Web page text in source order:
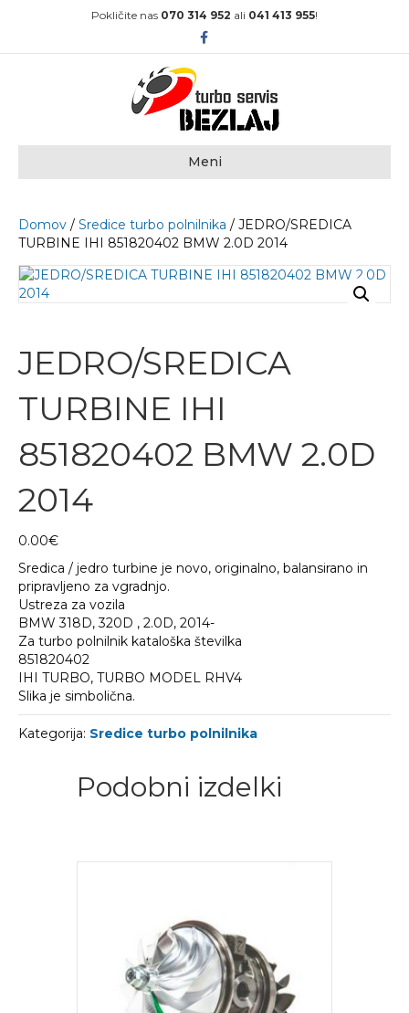
Pokličite nas 070 314 952 ali 041 413 955!
Facebook
Meni
Domov / Sredice turbo polnilnika / JEDRO/SREDICA
TURBINE IHI 851820402 BMW 2.0D 2014
JEDRO/SREDICA
TURBINE IHI
851820402 BMW 2.0D
2014
0.00€
Sredica / jedro turbine je novo, originalno, balansirano in
pripravljeno za vgradnjo.
Ustreza za vozila
BMW 318D, 320D , 2.0D, 2014-
Za turbo polnilnik kataloška številka
851820402
IHI TURBO, TURBO MODEL RHV4
Slika je simbolična.
Kategorija: Sredice turbo polnilnika
Podobni izdelki